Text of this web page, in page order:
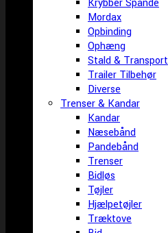
Krybber Spande
Mordax
Opbinding
Ophæng
Stald & Transport
Trailer Tilbehør
Diverse
Trenser & Kandar
Kandar
Næsebånd
Pandebånd
Trenser
Bidløs
Tøjler
Hjælpetøjler
Træktove